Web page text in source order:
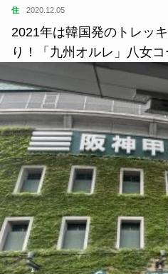
住 2020.12.05
2021年は韓国発のトレッ
り！「九州オルレ」八女コ